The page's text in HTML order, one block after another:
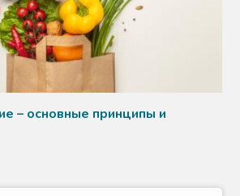
– основные принципы и